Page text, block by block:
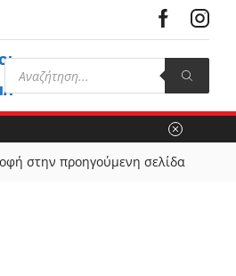
στην προηγούμενη σελίδα